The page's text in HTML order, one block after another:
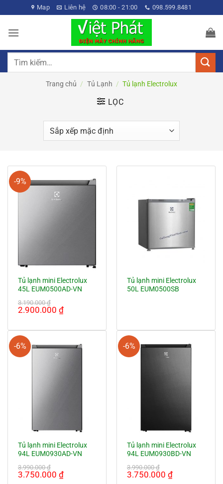
qua
nội
Map Liên hệ 08:00 - 21:00 098.599.8481
Tìm
Trang chủ / Tủ Lạnh / Tủ lạnh Electrolux
LỌC
-9%
Tủ lạnh mini Electrolux
45L EUM0500AD-VN
3.190.000₫
Giá
là:
3.190.000 ₫.
2.900.000 ₫Giá
tại
2.900.000 ₫.
Tủ lạnh mini Electrolux
50L EUM0500SB
-6%
Tủ lạnh mini Electrolux
94L EUM0930AD-VN
3.990.000₫
Giá
3.750.000 ₫Giá
-6%
Tủ lạnh mini Electrolux
94L EUM0930BD-VN
3.990.000₫
Giá
3.750.000 ₫Giá